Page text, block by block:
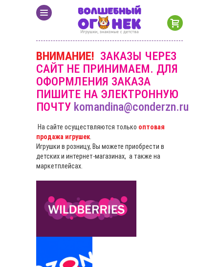
ВНИМАНИЕ! ЗАКАЗЫ ЧЕРЕЗ
САЙТ НЕ ПРИНИМАЕМ. ДЛЯ
ОФОРМЛЕНИЯ ЗАКАЗА
ПИШИТЕ НА ЭЛЕКТРОННУЮ
ПОЧТУ komandina@conderzn.ru
На сайте осуществляются только оптовая
продажа игрушек
Игрушки в розницу, Вы можете приобрести в
детских и интернет-магазинах, а также на
маркетплейсах.